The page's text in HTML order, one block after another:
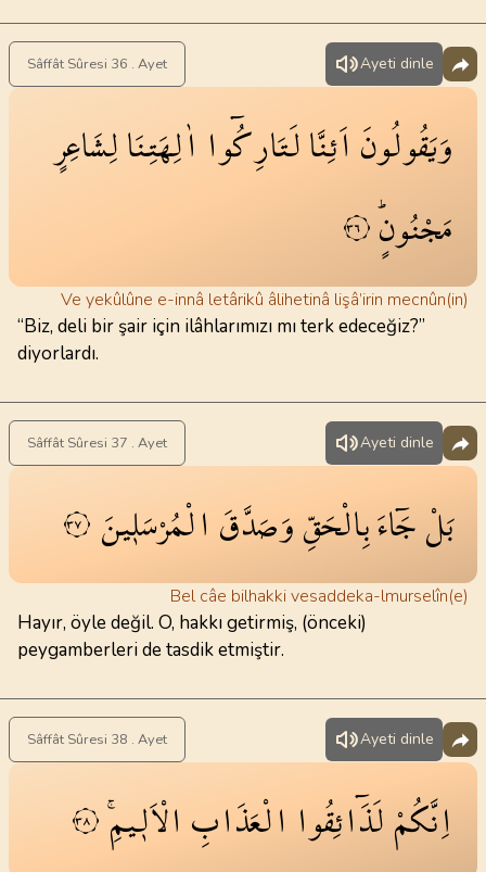
Sâffât Sûresi 36 . Ayet Ayeti dinle
وَيَقُولُونَ اَئِنَّالَتَارِكُٓوا اٰلِهَتِنَالِشَاعِرٍ
مَجْنُونٍۜ ٣٦
Ve yekûlûne e-innâ letârikû âlihetinâ lişâ’irin mecnûn(in)
“Biz, deli bir şair için ilâhlarımızı mı terk edeceğiz?”
diyorlardı.
Sâffât Sûresi 37 . Ayet Ayeti dinle
بَلْجَٓاءَبِالْحَقِّوَصَدَّقَ الْمُرْسَل۪ينَ ٣٧
Bel câe bilhakki vesaddeka-lmurselîn(e)
Hayır, öyle değil. O, hakkı getirmiş, (önceki)
peygamberleri de tasdik etmiştir.
Sâffât Sûresi 38 . Ayet Ayeti dinle
اِنَّكُمْلَذَٓائِقُوا الْعَذَابِ الْاَل۪يمِۚ ٣٨